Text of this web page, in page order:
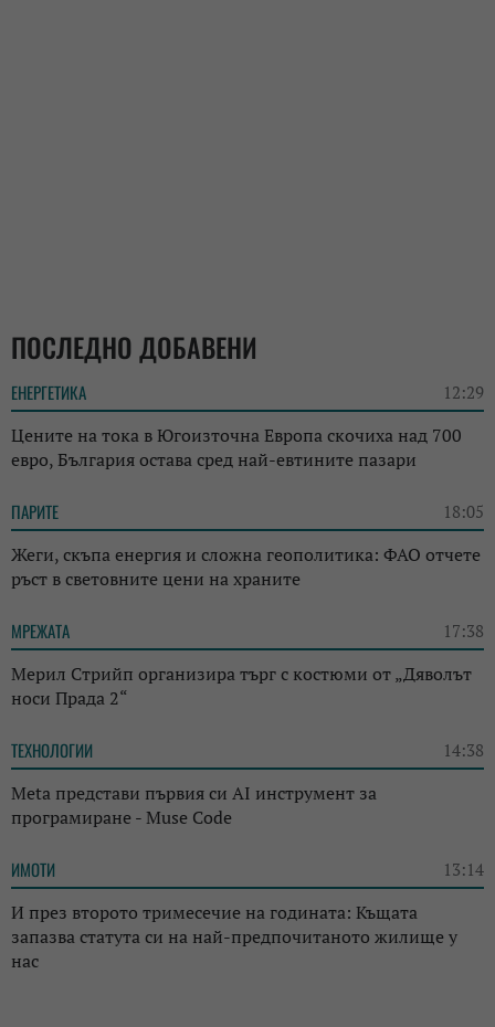
ПОСЛЕДНО ДОБАВЕНИ
ЕНЕРГЕТИКА 12:29
Цените на тока в Югоизточна Европа скочиха над 700
евро, България остава сред най-евтините пазари
ПАРИТЕ 18:05
Жеги, скъпа енергия и сложна геополитика: ФАО отчете
ръст в световните цени на храните
МРЕЖАТА 17:38
Мерил Стрийп организира търг с костюми от „Дяволът
носи Прада 2“
ТЕХНОЛОГИИ 14:38
Meta представи първия си AI инструмент за
програмиране - Muse Code
ИМОТИ 13:14
И през второто тримесечие на годината: Къщата
запазва статута си на най-предпочитаното жилище у
нас